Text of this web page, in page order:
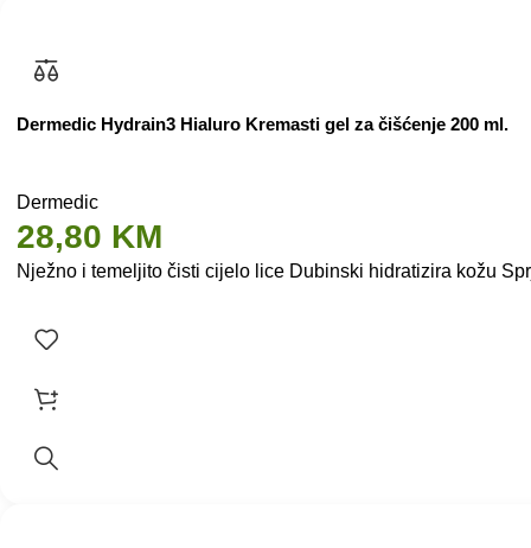
Dermedic Hydrain3 Hialuro Kremasti gel za čišćenje 200 ml.
Dermedic
28,80 KM
Nježno i temeljito čisti cijelo lice Dubinski hidratizira kožu